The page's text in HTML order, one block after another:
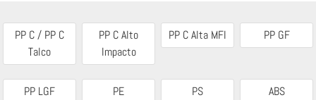
PP C / PP C
Talco
PP C Alto
Impacto
PP C Alta MFI PP GF
PP LGF PE PS ABS